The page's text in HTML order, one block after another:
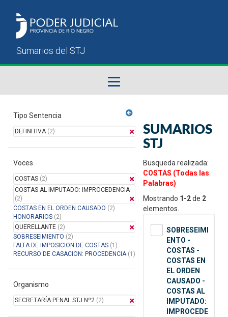
Sumarios del STJ
Manual del Usuario
Tipo Sentencia
DEFINITIVA(2)
Voces
COSTAS (2)
COSTAS AL IMPUTADO: IMPROCEDENCIA
(2)
COSTAS EN EL ORDEN CAUSADO (2)
HONORARIOS (2)
QUERELLANTE (2)
SOBRESEIMIENTO (2)
FALTA DE IMPOSICION DE COSTAS (1)
RECURSO DE CASACION: PROCEDENCIA(1)
Organismo
SECRETARÍA PENAL STJ Nº2 (2)
SUMARIOS
STJ
Busqueda realizada:
COSTAS (Todas las
Palabras)
Mostrando 1-2de 2
elementos.
SOBRESEIMI
ENTO -
COSTAS -
COSTAS EN
EL ORDEN
CAUSADO -
COSTAS AL
IMPUTADO:
IMPROCEDE